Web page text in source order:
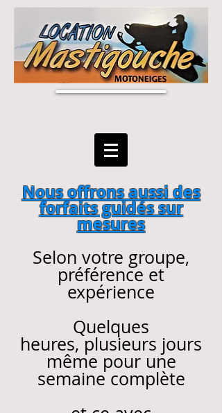
Nous offrons aussi des
forfaits guidés sur
mesures
Selon votre groupe,
préférence et
expérience
Quelques
heures, plusieurs jours
même pour une
semaine complète